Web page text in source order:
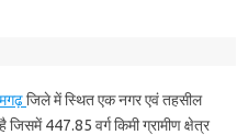
जिले में स्थित एक नगर एवं तहसील
447.85 वर्ग किमी ग्रामीण क्षेत्र